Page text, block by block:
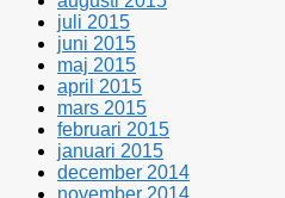
juli 2015
juni 2015
maj 2015
april 2015
mars 2015
februari 2015
januari 2015
december 2014
november 2014